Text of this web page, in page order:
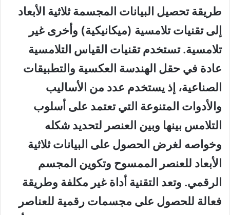
طريقة تحصيل البيانات المجسمة ثلاثية الأبعاد
إلى تقنيات تلامسية (ميكانيكية) وأخرى غير
تلامسية. تستخدم تقنيات القياس التلامسية
عادة في حقل الهندسة العكسية والتطبيقات
الصناعية، إذ يستخدم عدد من الأساليب
والأدوات المتنوعة التي تعتمد على أسلوب
التلامس بينها وبين العنصر لتحديد شكله
وخواصه لغرض الحصول على البيانات ثلاثية
الأبعاد للعنصر الممسوح وتكوين المجسم
الرقمي. وتعد التقنية أداة غير مكلفة وطريقة
فعالة للحصول على مجسمات رقمية للعناصر